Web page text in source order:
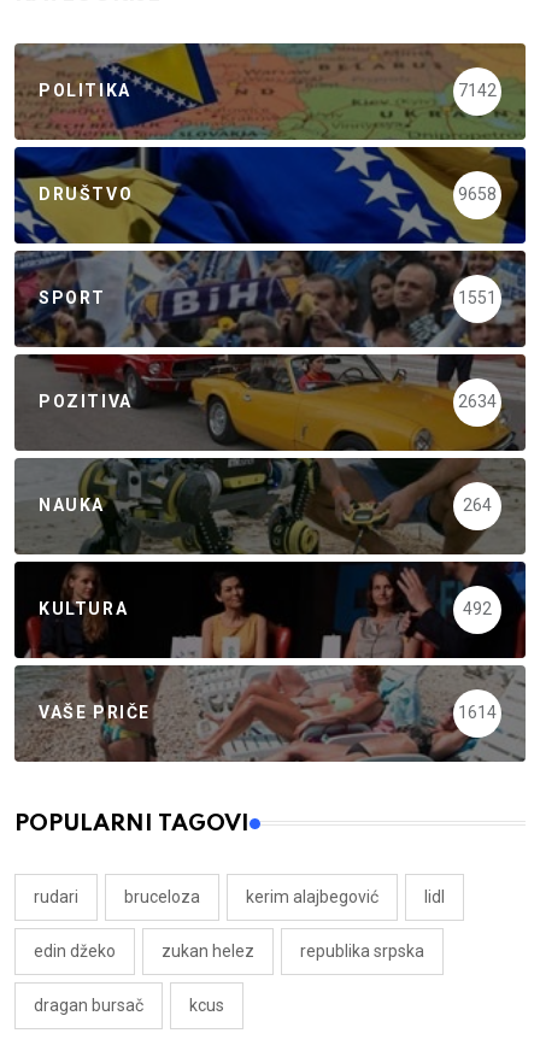
POLITIKA 7142
DRUŠTVO 9658
SPORT 1551
POZITIVA 2634
NAUKA 264
KULTURA 492
VAŠE PRIČE 1614
POPULARNI TAGOVI
rudari bruceloza kerim alajbegović lidl
edin džeko zukan helez republika srpska
dragan bursač kcus